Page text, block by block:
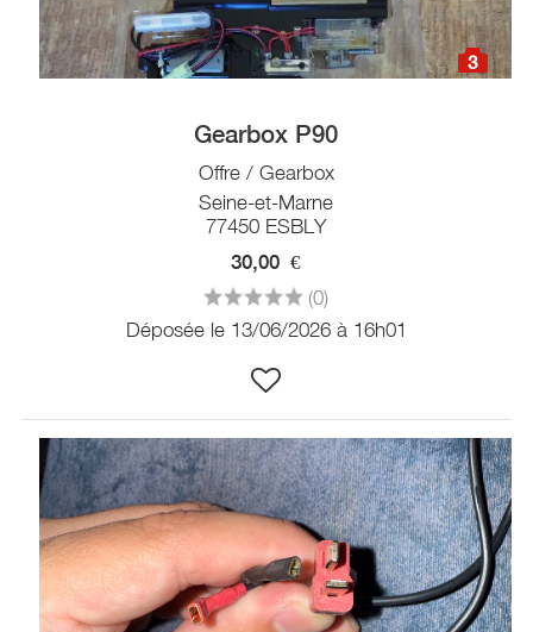
3
Gearbox P90
Offre / Gearbox
Seine-et-Marne
77450 ESBLY
30,00 €
(0)
Déposée le 13/06/2026 à 16h01